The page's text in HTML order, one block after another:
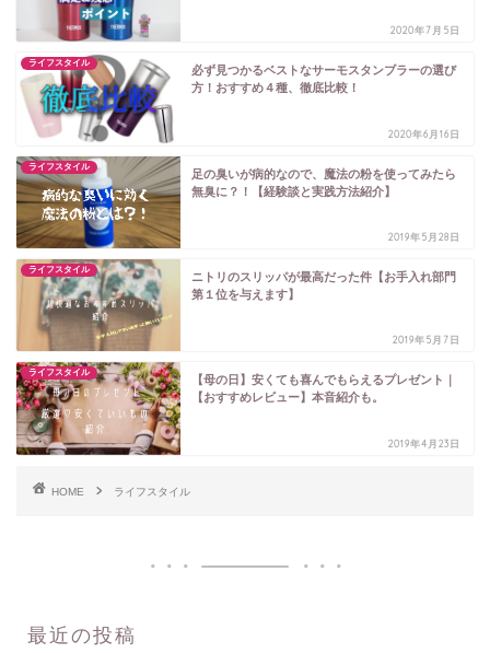
2020年7月5日
ライフスタイル
必ず見つかるベストなサーモスタンブラーの選び
方！おすすめ４種、徹底比較！
2020年6月16日
ライフスタイル
足の臭いが病的なので、魔法の粉を使ってみたら
無臭に？！【経験談と実践方法紹介】
2019年5月28日
ライフスタイル
ニトリのスリッパが最高だった件【お手入れ部門
第１位を与えます】
2019年5月7日
ライフスタイル
【母の日】安くても喜んでもらえるプレゼント｜
【おすすめレビュー】本音紹介も。
2019年4月23日
HOME ライフスタイル
最近の投稿